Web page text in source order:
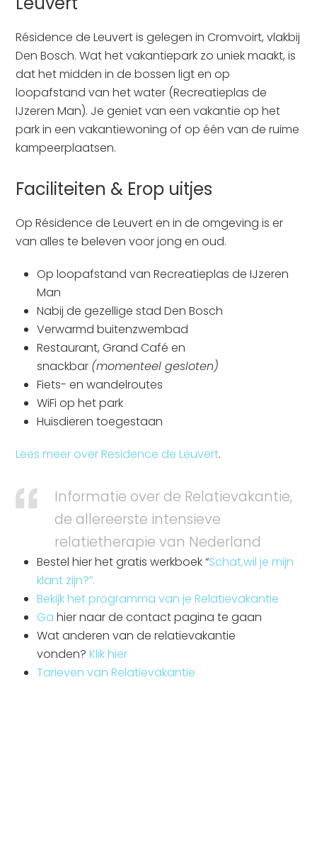
Résidence de Leuvert is gelegen in Cromvoirt, vlakbij
Den Bosch. Wat het vakantiepark zo uniek maakt, is
dat het midden in de bossen ligt en op
loopafstand van het water (Recreatieplas de
IJzeren Man). Je geniet van een vakantie op het
park in een vakantiewoning of op één van de ruime
kampeerplaatsen.
Faciliteiten & Erop uitjes
Op Résidence de Leuvert en in de omgeving is er
van alles te beleven voor jong en oud.
Op loopafstand van Recreatieplas de IJzeren
Man
Nabij de gezellige stad Den Bosch
Verwarmd buitenzwembad
Restaurant, Grand Café en
snackbar (momenteel gesloten)
Fiets- en wandelroutes
WiFi op het park
Huisdieren toegestaan
Lees meer over Residence de Leuvert.
Informatie over de Relatievakantie,
de allereerste intensieve
relatietherapie van Nederland
Bestel hier het gratis werkboek “Schat,wil je mijn
klant zijn?”.
Bekijk het programma van je Relatievakantie
Ga hier naar de contact pagina te gaan
Wat anderen van de relatievakantie
vonden? Klik hier
Tarieven van Relatievakantie